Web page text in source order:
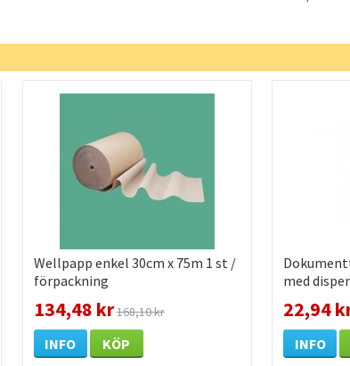
Wellpapp enkel 30cm x 75m 1 st /
förpackning
134,48 kr168,10 kr
INFO KÖP
med
förpackning
22,94
INFO